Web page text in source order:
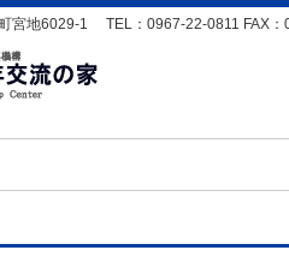
宮地6029-1 TEL：0967-22-0811 FAX：